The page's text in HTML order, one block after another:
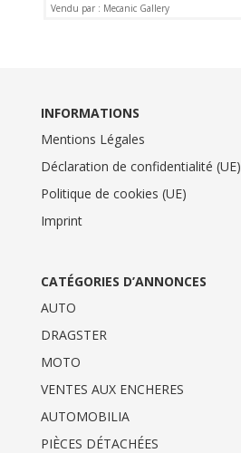
Vendu par : Mecanic Gallery
INFORMATIONS
Mentions Légales
Déclaration de confidentialité (UE)
Politique de cookies (UE)
Imprint
CATÉGORIES D’ANNONCES
AUTO
DRAGSTER
MOTO
VENTES AUX ENCHERES
AUTOMOBILIA
PIÈCES DÉTACHÉES